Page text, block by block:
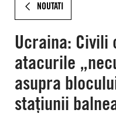
NOUTATI
Ucraina: Civili
atacurile
asupra
stațiunii